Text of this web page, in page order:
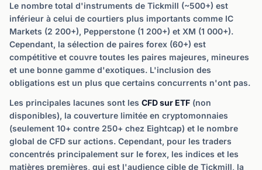
Le nombre total d'instruments de Tickmill (~500+) est
inférieur à celui de courtiers plus importants comme IC
Markets (2 200+), Pepperstone (1 200+) et XM (1 000+).
Cependant, la sélection de paires forex (60+) est
compétitive et couvre toutes les paires majeures, mineures
et une bonne gamme d'exotiques. L'inclusion des
obligations est un plus que certains concurrents n'ont pas.
Les principales lacunes sont les CFD sur ETF (non
disponibles), la couverture limitée en cryptomonnaies
(seulement 10+ contre 250+ chez Eightcap) et le nombre
global de CFD sur actions. Cependant, pour les traders
concentrés principalement sur le forex, les indices et les
matières premières, qui est l'audience cible de Tickmill, la